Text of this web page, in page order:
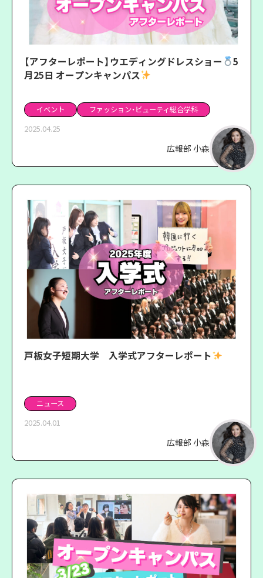
【アフターレポート】ウエディングドレスショー
5
月25日 オープンキャンパス
イベント ファッション・ビューティ総合学科
2025.04.25
広報部 小森
戸板女子短期大学 入学式アフターレポート
ニュース
2025.04.01
広報部 小森